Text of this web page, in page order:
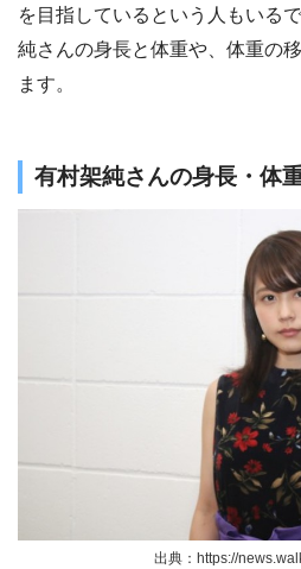
を目指しているという人もいる
純さんの身長と体重や、体重の
ます。
有村架純さんの身長・体
出典：https://